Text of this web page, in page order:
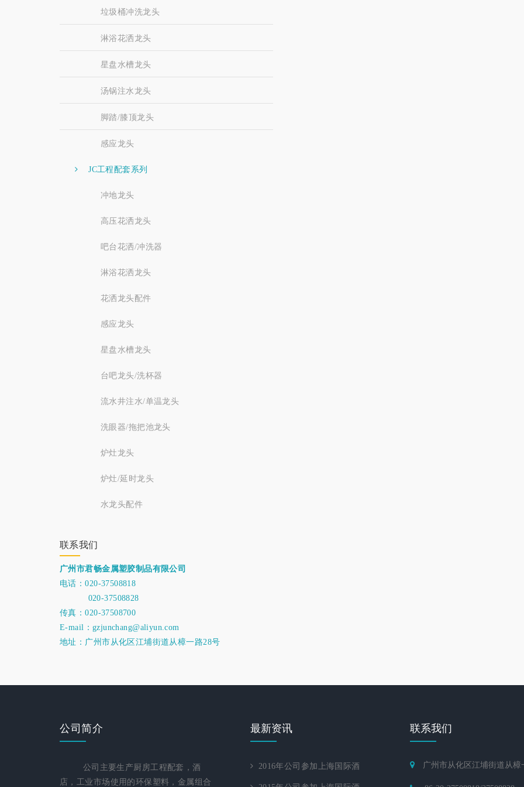
垃圾桶冲洗龙头
淋浴花洒龙头
星盘水槽龙头
汤锅注水龙头
脚踏/膝顶龙头
感应龙头
JC工程配套系列
冲地龙头
高压花洒龙头
吧台花洒/冲洗器
淋浴花洒龙头
花洒龙头配件
感应龙头
星盘水槽龙头
台吧龙头/洗杯器
流水井注水/单温龙头
洗眼器/拖把池龙头
炉灶龙头
炉灶/延时龙头
水龙头配件
联系我们
广州市君畅金属塑胶制品有限公司
电话：020-37508818
020-37508828
传真：020-37508700
E-mail：gzjunchang@aliyun.com
地址：广州市从化区江埔街道从樟一路28号
公司简介
公司主要生产厨房工程配套，酒
店，工业市场使用的环保塑料，金属组合
最新资讯
2016年公司参加上海国际酒
联系我们
广州市从化区江埔街道从樟